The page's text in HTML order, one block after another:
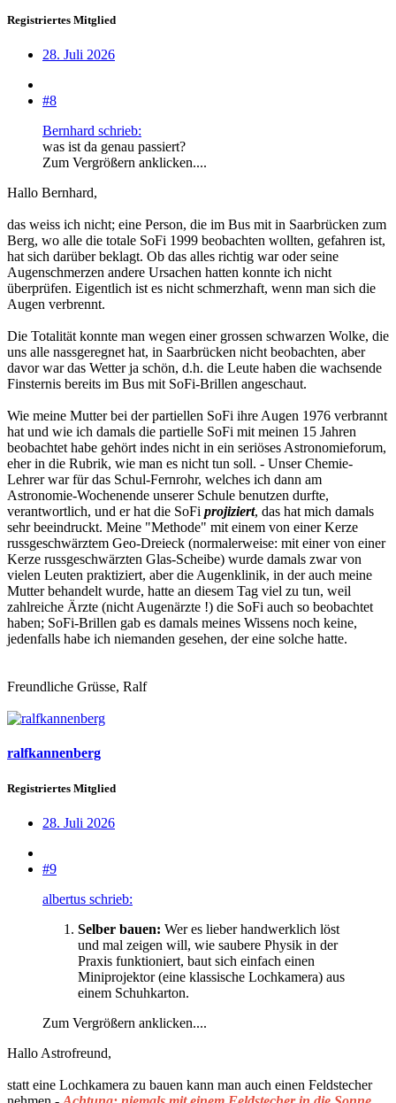
Registriertes Mitglied
28. Juli 2026
#8
Bernhard schrieb:
was ist da genau passiert?
Zum Vergrößern anklicken....
Hallo Bernhard,
das weiss ich nicht; eine Person, die im Bus mit in Saarbrücken zum
Berg, wo alle die totale SoFi 1999 beobachten wollten, gefahren ist,
hat sich darüber beklagt. Ob das alles richtig war oder seine
Augenschmerzen andere Ursachen hatten konnte ich nicht
überprüfen. Eigentlich ist es nicht schmerzhaft, wenn man sich die
Augen verbrennt.
Die Totalität konnte man wegen einer grossen schwarzen Wolke, die
uns alle nassgeregnet hat, in Saarbrücken nicht beobachten, aber
davor war das Wetter ja schön, d.h. die Leute haben die wachsende
Finsternis bereits im Bus mit SoFi-Brillen angeschaut.
Wie meine Mutter bei der partiellen SoFi ihre Augen 1976 verbrannt
hat und wie ich damals die partielle SoFi mit meinen 15 Jahren
beobachtet habe gehört indes nicht in ein seriöses Astronomieforum,
eher in die Rubrik, wie man es nicht tun soll. - Unser Chemie-
Lehrer war für das Schul-Fernrohr, welches ich dann am
Astronomie-Wochenende unserer Schule benutzen durfte,
verantwortlich, und er hat die SoFi projiziert, das hat mich damals
sehr beeindruckt. Meine "Methode" mit einem von einer Kerze
russgeschwärztem Geo-Dreieck (normalerweise: mit einer von einer
Kerze russgeschwärzten Glas-Scheibe) wurde damals zwar von
vielen Leuten praktiziert, aber die Augenklinik, in der auch meine
Mutter behandelt wurde, hatte an diesem Tag viel zu tun, weil
zahlreiche Ärzte (nicht Augenärzte !) die SoFi auch so beobachtet
haben; SoFi-Brillen gab es damals meines Wissens noch keine,
jedenfalls habe ich niemanden gesehen, der eine solche hatte.
Freundliche Grüsse, Ralf
ralfkannenberg
Registriertes Mitglied
28. Juli 2026
#9
albertus schrieb:
Selber bauen: Wer es lieber handwerklich löst
und mal zeigen will, wie saubere Physik in der
Praxis funktioniert, baut sich einfach einen
Miniprojektor (eine klassische Lochkamera) aus
einem Schuhkarton.
Zum Vergrößern anklicken....
Hallo Astrofreund,
statt eine Lochkamera zu bauen kann man auch einen Feldstecher